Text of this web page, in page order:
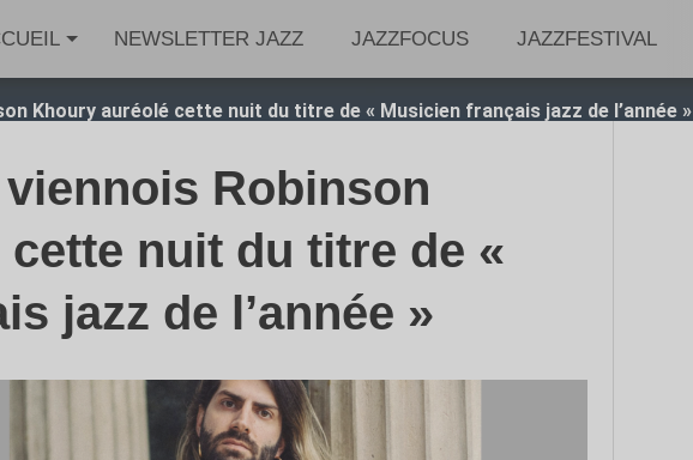
NEWSLETTER JAZZ JAZZFOCUS JAZZFESTIVAL
Khoury auréolé cette nuit du titre de « Musicien français jazz de l’année »
Robinson
nuit du titre de «
jazz de l’année »